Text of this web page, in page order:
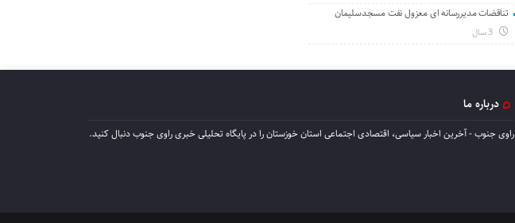
تناقضات مدیررسانه ای معزول نفت مسجدسلیمان
درباره ما
راوی جنوب - آخرین اخبار سیاسی، اقتصادی اجتماعی استان خوزستان را در پایگاه تحلیلی خبری راوی جنوب دنبال کنید.